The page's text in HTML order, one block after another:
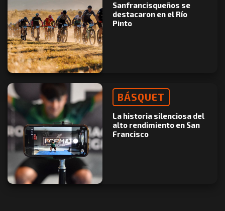
Sanfrancisqueños se
destacaron en el Río
Pinto
BÁSQUET
La historia silenciosa del
alto rendimiento en San
Francisco